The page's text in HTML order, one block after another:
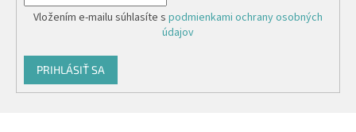
Vložením e-mailu súhlasíte s podmienkami ochrany osobných
údajov
PRIHLÁSIŤ SA